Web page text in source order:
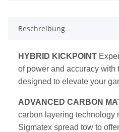
Beschreibung
HYBRID KICKPOINT
of power and accuracy with
designed to elevate your
ADVANCED CARBON
carbon layering technology
Sigmatex spread tow to